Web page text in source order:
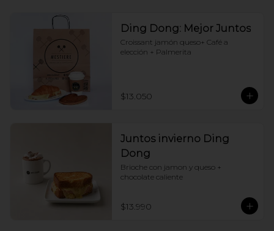
Ding Dong: Mejor Juntos
Croissant jamón queso+ Café a
elección + Palmerita
$13.050
Juntos invierno Ding
Dong
Brioche con jamon y queso +
chocolate caliente
$13.990